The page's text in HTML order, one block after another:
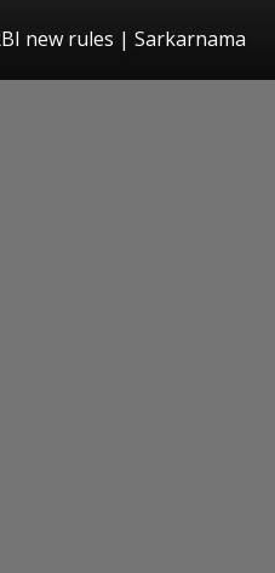
new rules | Sarkarnama